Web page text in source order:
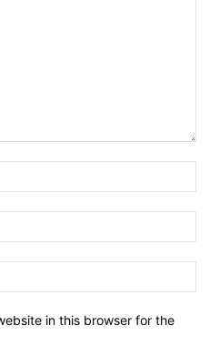
in this browser for the